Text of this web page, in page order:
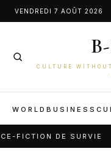
AllerVENDREDI 7 AOÛT 2026
CULTURE
WORLD BUSINESS
FICTION DE SURVIE